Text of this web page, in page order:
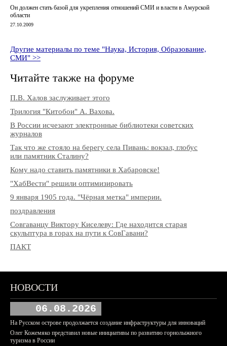
Он должен стать базой для укрепления отношений СМИ и власти в Амурской
области
27.10.2009
Другие материалы по теме "Наука, История, Образование,
СМИ" >>
Читайте также на форуме
П.В. Халов заслуживает этого
Трилогия "Китобои" А. Вахова.
В России исчезают электронные библиотеки советских
журналов
Так что же стояло на берегу села Пивань: вокзал, глобус
или памятник Сталину?
Кому надо ставить памятники в Хабаровске!
"ХабВести" решили оптимизировать
9 января 1905 года. "Чёрная метка" империи.
поздравления
Совгаванцу Виктору Киселеву: Где находится старая
скульптура в горах на пути к СовГавани?
ПАКТ
НОВОСТИ
06.08.2026
На Русском острове продолжается создание инфраструктуры для инноваций
Олег Кожемяко представил новые инициативы по развитию горнолыжного
туризма в России